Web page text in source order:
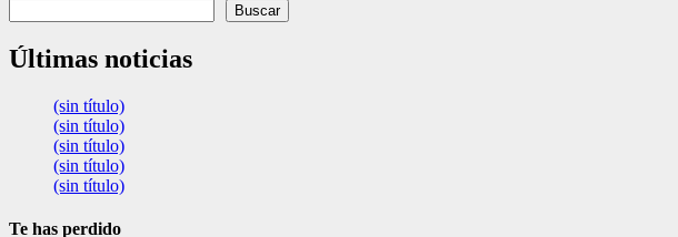
Buscar
Últimas noticias
(sin título)
(sin título)
(sin título)
(sin título)
(sin título)
Te has perdido